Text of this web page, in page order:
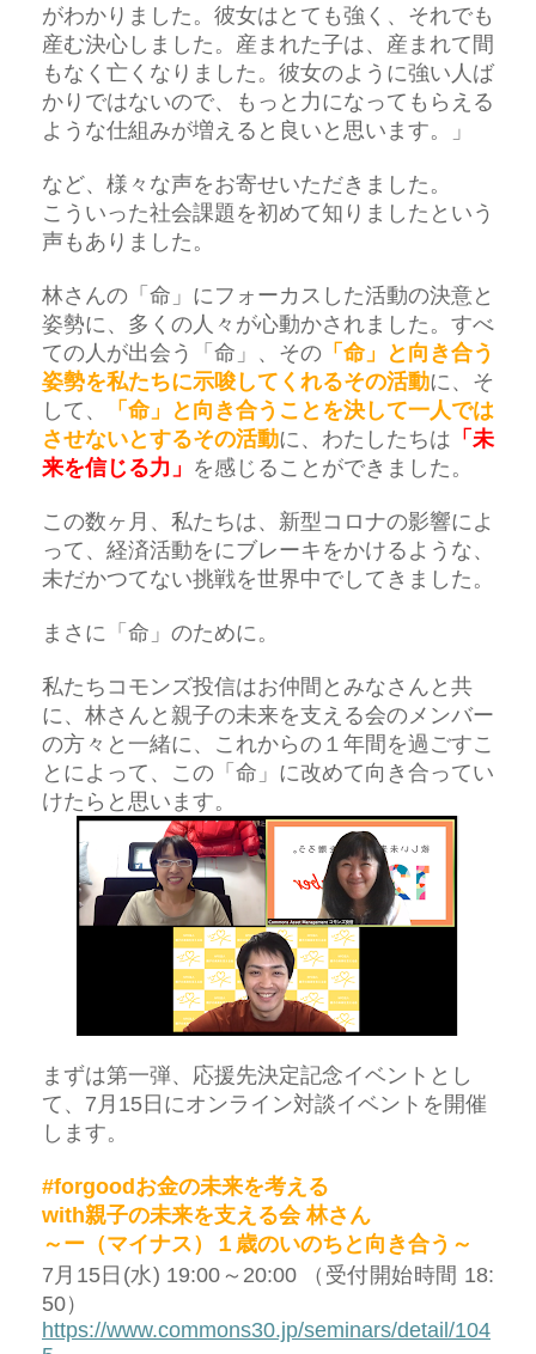
がわかりました。彼女はとても強く、それでも
産む決心しました。産まれた子は、産まれて間
もなく亡くなりました。彼女のように強い人ば
かりではないので、もっと力になってもらえる
ような仕組みが増えると良いと思います。」
など、様々な声をお寄せいただきました。
こういった社会課題を初めて知りましたという
声もありました。
林さんの「命」にフォーカスした活動の決意と
姿勢に、多くの人々が心動かされました。すべ
ての人が出会う「命」、その 「命」と向き合う
姿勢を私たちに示唆してくれるその活動に、そ
して、
「命」と向き合うことを決して一人では
させないとするその活動に、わたしたちは 「未
来を信じる力」 を感じることができました。
この数ヶ月、私たちは、新型コロナの影響によ
って、経済活動をにブレーキをかけるような、
未だかつてない挑戦を世界中でしてきました。
まさに「命」のために。
私たちコモンズ投信はお仲間とみなさんと共
に、林さんと親子の未来を支える会のメンバー
の方々と一緒に、これからの１年間を過ごすこ
とによって、この「命」に改めて向き合ってい
けたらと思います。
まずは第一弾、応援先決定記念イベントとし
て、7月15日にオンライン対談イベントを開催
します。
#forgoodお金の未来を考える
with親子の未来を支える会 林さん
～ー（マイナス）１歳のいのちと向き合う～
7 月 15日(水) 19:00 ～ 20:00 （受付開始時間 18:
50）
https://www.commons30.jp/seminars/detail/104